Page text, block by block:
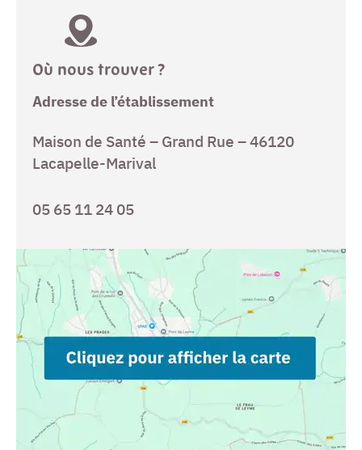
Où nous trouver ?
Adresse de l’établissement
Maison de Santé – Grand Rue – 46120
Lacapelle-Marival
05 65 11 24 05